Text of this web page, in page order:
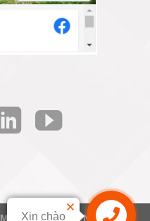
Và XNK Thành Nam Việt -
Xin chào